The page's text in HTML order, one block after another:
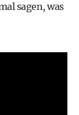
sagen, was